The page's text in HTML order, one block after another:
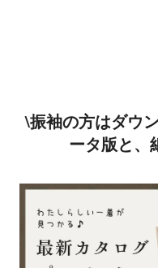
\振袖の方はダウ
ータ版と、